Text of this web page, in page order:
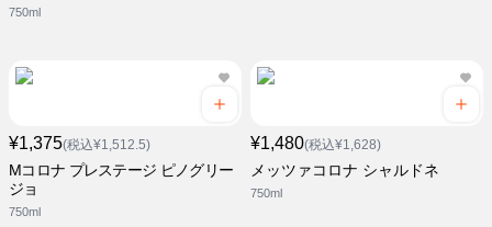
750ml
¥1,375(税込¥1,512.5)
Mコロナ プレステージ ピノグリー
ジョ
750ml
¥1,480(税込¥1,628)
メッツァコロナ シャルドネ
750ml